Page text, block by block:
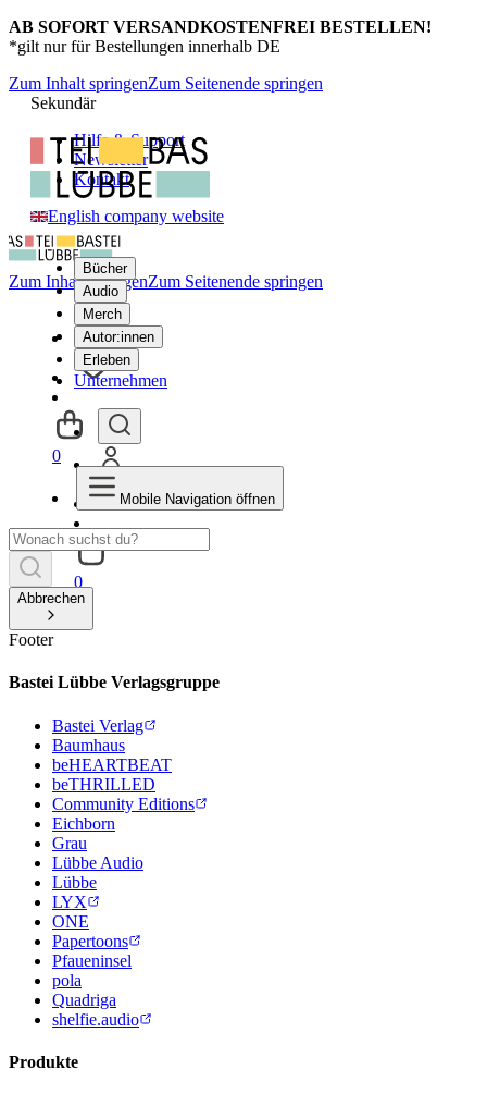
AB SOFORT VERSANDKOSTENFREI BESTELLEN!
*gilt nur für Bestellungen innerhalb DE
Zum Inhalt springenZum Seitenende springen
Sekundär
Hilfe & Support
Newsletter
Kontakt
English company website
Bücher
Audio
Merch
Autor:innen
Erleben
Unternehmen
0
Zum Inhalt springenZum Seitenende springen
0
Mobile Navigation öffnen
Abbrechen
Footer
Bastei Lübbe Verlagsgruppe
Bastei Verlag
Baumhaus
beHEARTBEAT
beTHRILLED
Community Editions
Eichborn
Grau
Lübbe Audio
Lübbe
LYX
ONE
Papertoons
Pfaueninsel
pola
Quadriga
shelfie.audio
Produkte